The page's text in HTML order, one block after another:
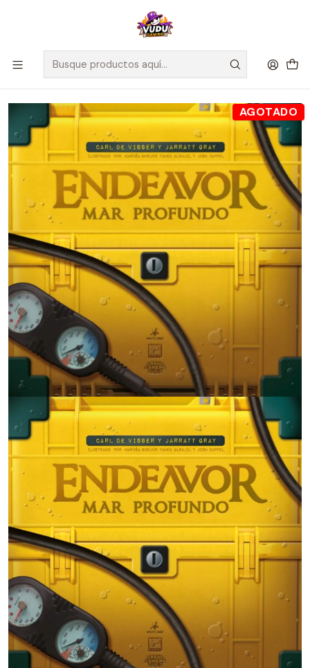
🚀 ¡Despachamos a todo Chile! Envío GRATIS a Regiones sobre
$100.000 y a RM sobre $35.000
Inicio Juegos de Mesa Editorial Maldito Games
Endeavor - Mar Profundo - Español
AGOTADO